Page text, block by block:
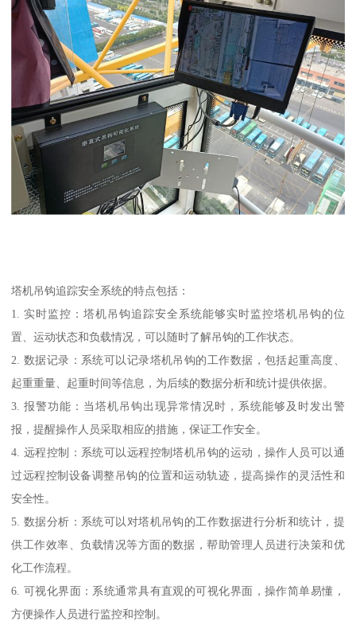
塔机吊钩追踪安全系统的特点包括：
1. 实时监控：塔机吊钩追踪安全系统能够实时监控塔机吊钩的位
置、运动状态和负载情况，可以随时了解吊钩的工作状态。
2. 数据记录：系统可以记录塔机吊钩的工作数据，包括起重高度、
起重重量、起重时间等信息，为后续的数据分析和统计提供依据。
3. 报警功能：当塔机吊钩出现异常情况时，系统能够及时发出警
报，提醒操作人员采取相应的措施，保证工作安全。
4. 远程控制：系统可以远程控制塔机吊钩的运动，操作人员可以通
过远程控制设备调整吊钩的位置和运动轨迹，提高操作的灵活性和
安全性。
5. 数据分析：系统可以对塔机吊钩的工作数据进行分析和统计，提
供工作效率、负载情况等方面的数据，帮助管理人员进行决策和优
化工作流程。
6. 可视化界面：系统通常具有直观的可视化界面，操作简单易懂，
方便操作人员进行监控和控制。